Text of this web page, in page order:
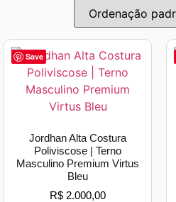
Save
Jordhan Alta Costura
Poliviscose | Terno
Masculino Premium Virtus
Bleu
R$ 2.000,00